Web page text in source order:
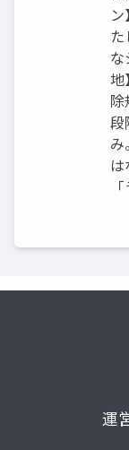
地
段
は
運